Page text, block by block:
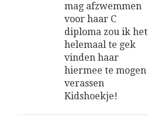
mag afzwemmen
voor haar C
diploma zou ik het
helemaal te gek
vinden haar
hiermee te mogen
verassen
Kidshoekje!